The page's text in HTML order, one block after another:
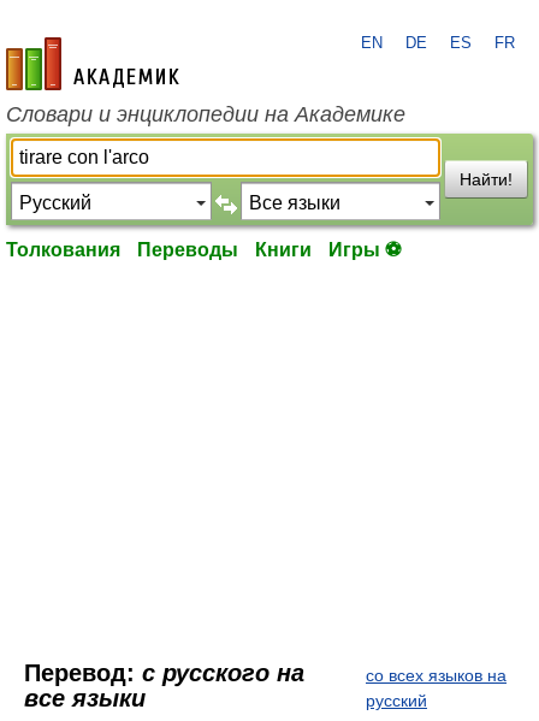
academic.ru
EN DE ES FR
Словари и энциклопедии на Академике
Найти!
Толкования Переводы Книги Игры ⚽
Перевод: с русского на
все языки
со всех языков на
русский